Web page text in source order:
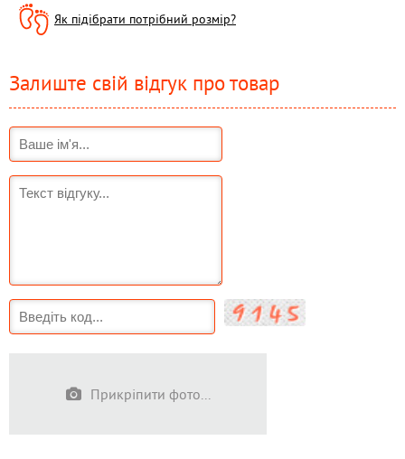
Як підібрати потрібний розмір?
Залиште свій відгук про товар
Прикріпити фото...